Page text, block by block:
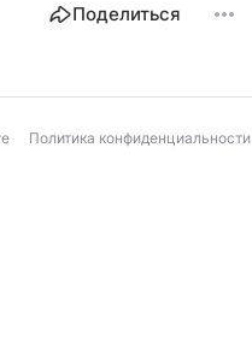
Поделиться
Политика конфиденциальности